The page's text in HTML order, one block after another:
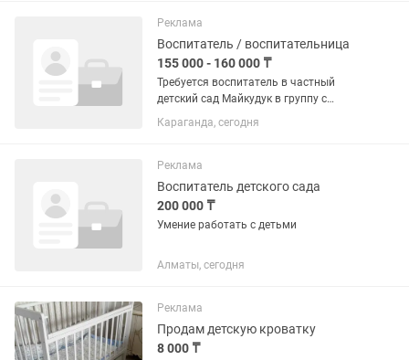
Реклама
Воспитатель / воспитательница
155 000 - 160 000 ₸
Требуется воспитатель в частный
детский сад Майкудук в группу с
казахским языком обучения дети 2 лет
на пол дня Специальность по диплому:
ВОСПИТАНИЕ с маленькими детьми
не...
Караганда, сегодня
Реклама
Воспитатель детского сада
200 000 ₸
Умение работать с детьми
Алматы, сегодня
Реклама
Продам детскую кроватку
8 000 ₸